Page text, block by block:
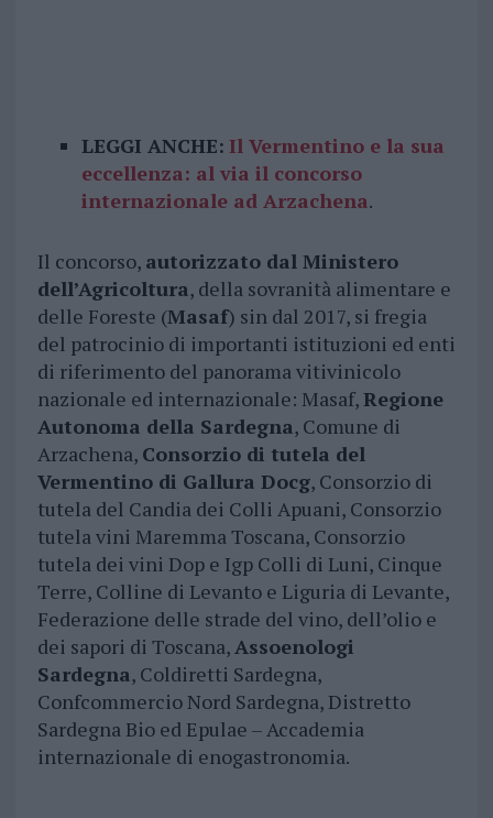
LEGGI ANCHE: Il Vermentino e la sua
eccellenza: al via il concorso
internazionale ad Arzachena.
Il concorso, autorizzato dal Ministero
dell’Agricoltura, della sovranità alimentare e
delle Foreste (Masaf) sin dal 2017, si fregia
del patrocinio di importanti istituzioni ed enti
di riferimento del panorama vitivinicolo
nazionale ed internazionale: Masaf,Regione
Autonoma della Sardegna, Comune di
Arzachena, Consorzio di tutela del
Vermentino di Gallura Docg, Consorzio di
tutela del Candia dei Colli Apuani, Consorzio
tutela vini Maremma Toscana, Consorzio
tutela dei vini Dop e Igp Colli di Luni, Cinque
Terre, Colline di Levanto e Liguria di Levante,
Federazione delle strade del vino, dell’olio e
dei sapori di Toscana,Assoenologi
Sardegna, Coldiretti Sardegna,
Confcommercio Nord Sardegna, Distretto
Sardegna Bio ed Epulae – Accademia
internazionale di enogastronomia.